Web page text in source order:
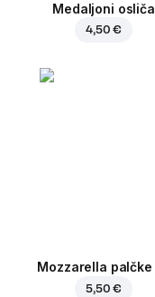
Medaljoni osliča
4,50 €
Mozzarella palčke
5,50 €